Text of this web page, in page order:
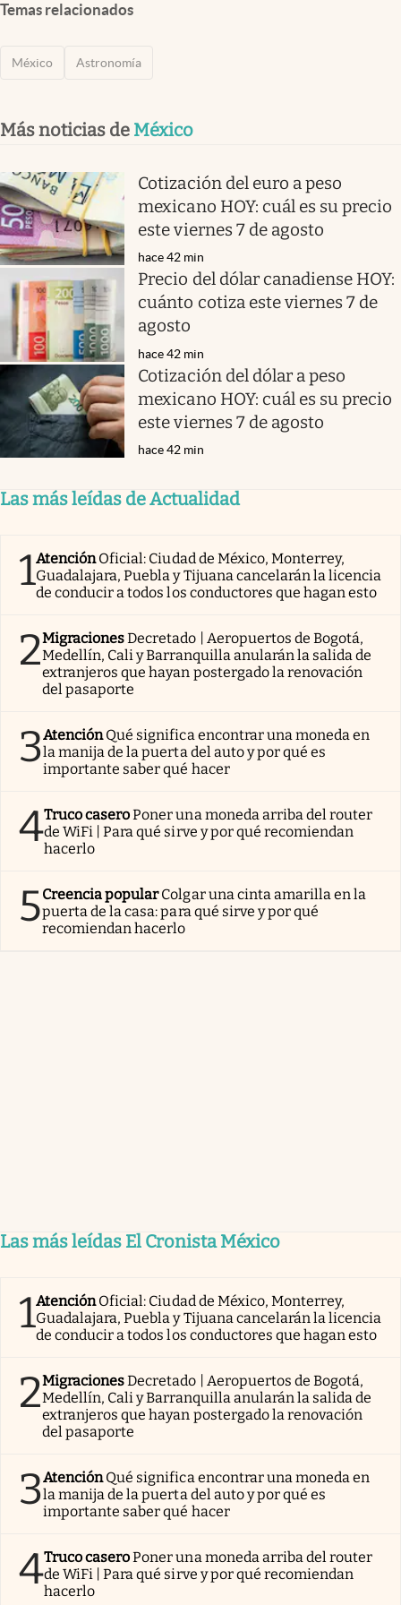
Temas relacionados
México Astronomía
Más noticias de México
Cotización del euro a peso
mexicano HOY: cuál es su precio
este viernes 7 de agosto
hace 42 min
Precio del dólar canadiense HOY:
cuánto cotiza este viernes 7 de
agosto
hace 42 min
Cotización del dólar a peso
mexicano HOY: cuál es su precio
este viernes 7 de agosto
hace 42 min
Las más leídas de Actualidad
1AtenciónOficial: Ciudad de México, Monterrey,
Guadalajara, Puebla y Tijuana cancelarán la licencia
de conducir a todos los conductores que hagan esto
2MigracionesDecretado | Aeropuertos de Bogotá,
Medellín, Cali y Barranquilla anularán la salida de
extranjeros que hayan postergado la renovación
del pasaporte
3AtenciónQué significa encontrar una moneda en
la manija de la puerta del auto y por qué es
importante saber qué hacer
4Truco caseroPoner una moneda arriba del router
de WiFi | Para qué sirve y por qué recomiendan
hacerlo
5Creencia popularColgar una cinta amarilla en la
puerta de la casa: para qué sirve y por qué
recomiendan hacerlo
Las más leídas El Cronista México
1AtenciónOficial: Ciudad de México, Monterrey,
Guadalajara, Puebla y Tijuana cancelarán la licencia
de conducir a todos los conductores que hagan esto
2MigracionesDecretado | Aeropuertos de Bogotá,
Medellín, Cali y Barranquilla anularán la salida de
extranjeros que hayan postergado la renovación
del pasaporte
3AtenciónQué significa encontrar una moneda en
la manija de la puerta del auto y por qué es
importante saber qué hacer
4Truco caseroPoner una moneda arriba del router
de WiFi | Para qué sirve y por qué recomiendan
hacerlo